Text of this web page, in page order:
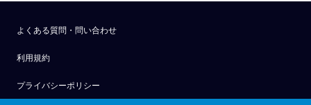
よくある質問・問い合わせ
利用規約
プライバシーポリシー